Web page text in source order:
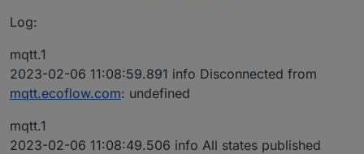
Log:
mqtt.1
2023-02-06 11:08:59.891 info Disconnected from
mqtt.ecoflow.com: undefined
mqtt.1
2023-02-06 11:08:49.506 info All states published